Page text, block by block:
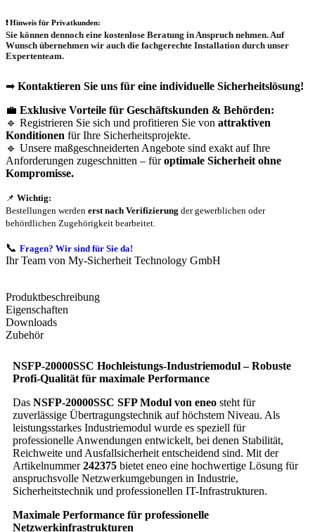
❗Hinweis für Privatkunden:
Sie können dennoch eine kostenlose Beratung in Anspruch nehmen. Auf
Wunsch übernehmen wir auch die fachgerechte Installation durch unser
Expertenteam.
➡ Kontaktieren Sie uns für eine individuelle Sicherheitslösung!
💼 Exklusive Vorteile für Geschäftskunden & Behörden:
🔹 Registrieren Sie sich und profitieren Sie von attraktiven
Konditionen für Ihre Sicherheitsprojekte.
🔹 Unsere maßgeschneiderten Angebote sind exakt auf Ihre
Anforderungen zugeschnitten – füroptimale Sicherheit ohne
Kompromisse.
📌 Wichtig:
Bestellungen werden erst nach Verifizierung der gewerblichen oder
behördlichen Zugehörigkeit bearbeitet.
📞 Fragen? Wir sind für Sie da!
Ihr Team von My-Sicherheit Technology GmbH
Produktbeschreibung
Eigenschaften
Downloads
Zubehör
NSFP-20000SSC Hochleistungs-Industriemodul – Robuste
Profi-Qualität für maximale Performance
Das NSFP-20000SSC SFP Modul von eneo steht für
zuverlässige Übertragungstechnik auf höchstem Niveau. Als
leistungsstarkes Industriemodul wurde es speziell für
professionelle Anwendungen entwickelt, bei denen Stabilität,
Reichweite und Ausfallsicherheit entscheidend sind. Mit der
Artikelnummer242375 bietet eneo eine hochwertige Lösung für
anspruchsvolle Netzwerkumgebungen in Industrie,
Sicherheitstechnik und professionellen IT-Infrastrukturen.
Maximale Performance für professionelle
Netzwerkinfrastrukturen